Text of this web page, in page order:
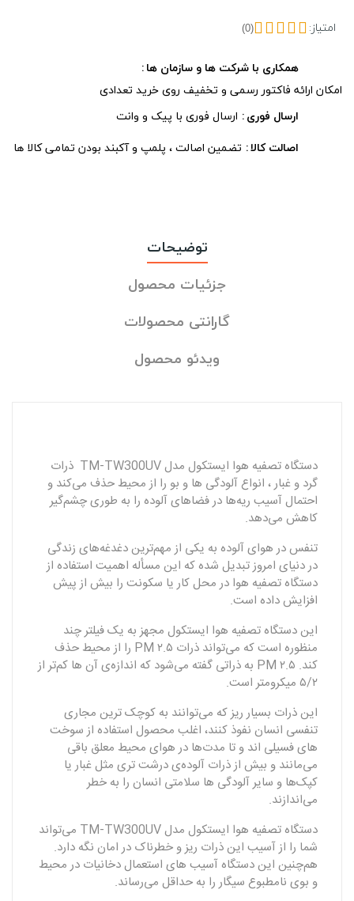
امتیاز: (0)
همکاری با شرکت ها و سازمان ها
امکان ارائه فاکتور رسمی و تخفیف روی خرید تعدادی
ارسال فوری ارسال فوری با پیک و وانت
اصالت کالا تضمین اصالت ، پلمپ و آکبند بودن تمامی کالا ها
توضیحات
جزئیات محصول
گارانتی محصولات
ویدئو محصول
دستگاه تصفیه هوا ایستکول مدل TM-TW300UV ذرات
گرد و غبار ، انواع آلودگی‌ ها و بو را از محیط حذف می‌کند و
احتمال آسیب ریه‌ها در فضاهای آلوده را به‌ طوری چشم‌‌گیر
کاهش می‌دهد.
تنفس در هوای آلوده به یکی از مهم‌ترین دغدغه‌های زندگی
در دنیای امروز تبدیل شده که این مسأله اهمیت استفاده از
دستگاه تصفیه‌ هوا در محل کار یا سکونت را بیش‌ از پیش
افزایش داده است.
این دستگاه تصفیه‌ هوا ایستکول مجهز به یک فیلتر چند
منظوره است که می‌تواند ذرات PM ۲.۵ را از محیط حذف
کند. PM ۲.۵ به ذراتی گفته می‌شود که اندازه‌ی آن‌ ها کم‌تر از
۵/۲ میکرومتر است.
این ذرات بسیار ریز که می‌توانند به کوچک‌ ترین مجاری
تنفسی انسان نفوذ کنند، اغلب محصول استفاده از سوخت‌
های فسیلی‌ اند و تا مدت‌ها در هوای محیط معلق باقی
می‌مانند و بیش از ذرات آلوده‌ی درشت‌ تری مثل غبار یا
کپک‌ها و سایر آلودگی‌ ها سلامتی انسان را به‌ خطر
می‌اندازند.
دستگاه تصفیه هوا ایستکول مدل TM-TW300UV می‌تواند
شما را از آسیب این ذرات ریز و خطرناک در امان نگه دارد.
هم‌چنین این دستگاه آسیب‌ های استعمال دخانیات در محیط
و بوی نامطبوع سیگار را به حداقل می‌رساند.